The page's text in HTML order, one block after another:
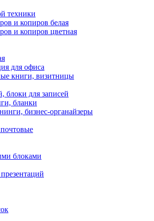
техники
и копиров белая
и копиров цветная
для офиса
книги, визитницы
блоки для записей
бланки
бизнес-органайзеры
блоками